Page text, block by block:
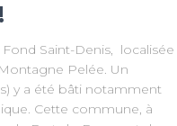
Saint-Denis, localisée
Pelée. Un
y a été bâti notamment
Cette commune, à